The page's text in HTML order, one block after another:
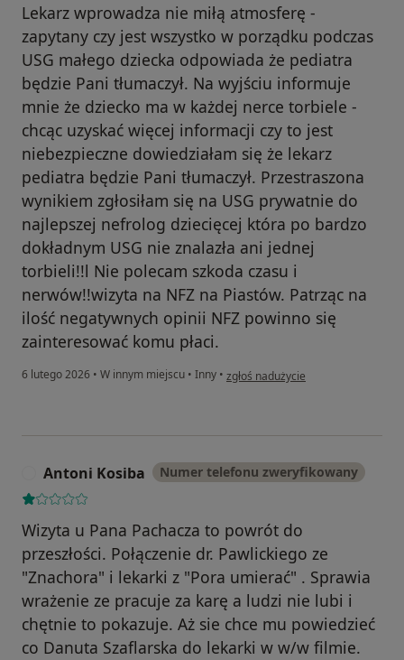
Lekarz wprowadza nie miłą atmosferę -
zapytany czy jest wszystko w porządku podczas
USG małego dziecka odpowiada że pediatra
będzie Pani tłumaczył. Na wyjściu informuje
mnie że dziecko ma w każdej nerce torbiele -
chcąc uzyskać więcej informacji czy to jest
niebezpieczne dowiedziałam się że lekarz
pediatra będzie Pani tłumaczył. Przestraszona
wynikiem zgłosiłam się na USG prywatnie do
najlepszej nefrolog dziecięcej która po bardzo
dokładnym USG nie znalazła ani jednej
torbieli!!l Nie polecam szkoda czasu i
nerwów!!wizyta na NFZ na Piastów. Patrząc na
ilość negatywnych opinii NFZ powinno się
zainteresować komu płaci.
6 lutego 2026 • W innym miejscu • Inny • w opinii użytkownika Ewelina
zgłoś nadużycie
Antoni Kosiba Numer telefonu zweryfikowany
Wizyta u Pana Pachacza to powrót do
przeszłości. Połączenie dr. Pawlickiego ze
"Znachora" i lekarki z "Pora umierać" . Sprawia
wrażenie ze pracuje za karę a ludzi nie lubi i
chętnie to pokazuje. Aż sie chce mu powiedzieć
co Danuta Szaflarska do lekarki w w/w filmie.